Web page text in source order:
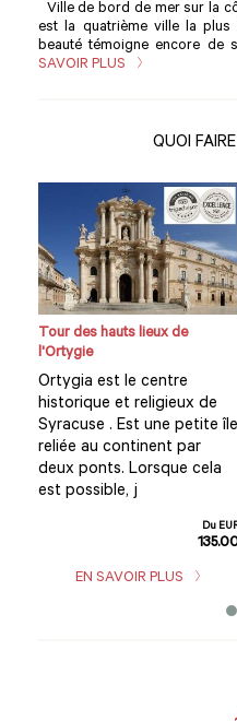
Ville de bord de mer sur la
est la quatrième ville la plus
beauté témoigne encore de
SAVOIR PLUS
QUOI
Tour des hauts lieux de
l'Ortygie
Ortygia est le centre
historique et religieux de
Syracuse . Est une petite île
reliée au continent par
deux ponts. Lorsque cela
est possible, j
Du
EN SAVOIR PLUS